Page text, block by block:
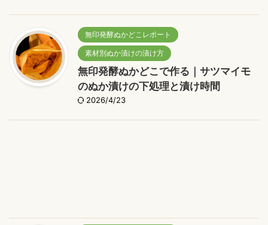
無印発酵ぬかどこレポート
素材別ぬか漬けの漬け方
無印発酵ぬかどこで作る｜サツマイモ
のぬか漬けの下処理と漬け時間
2026/4/23